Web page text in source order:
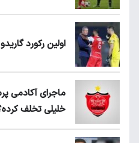
اولین رکورد
ماجرای آکادمی
خلیلی تخلف